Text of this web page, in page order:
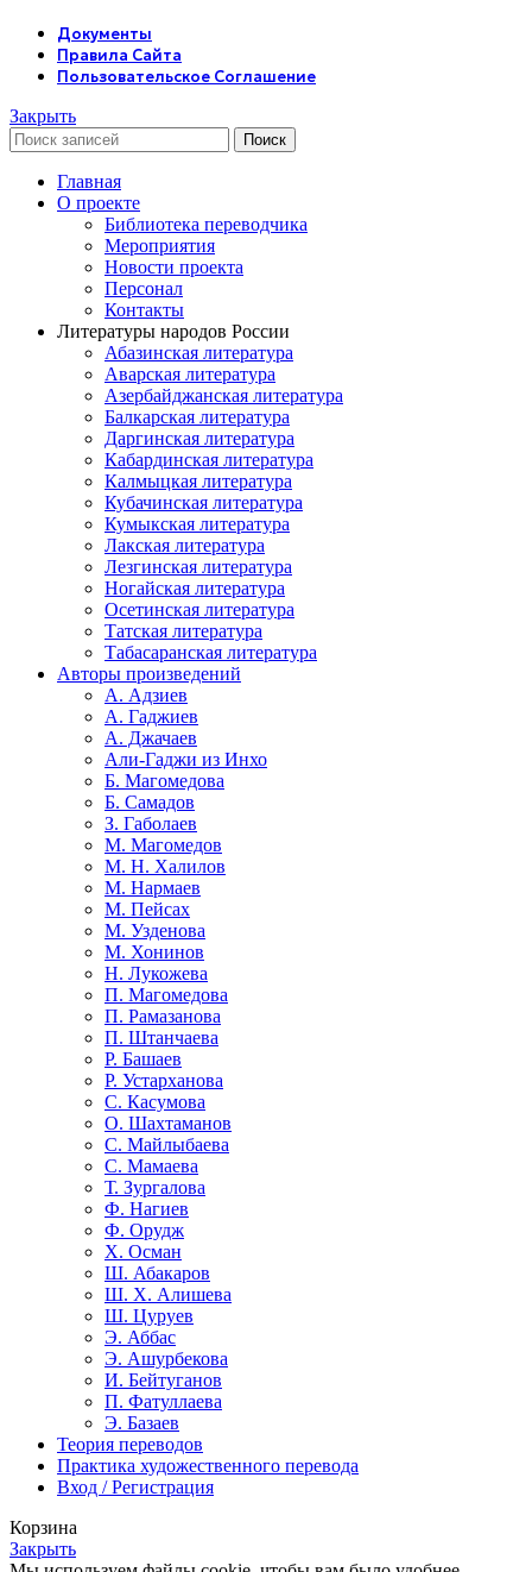
Документы
Правила Сайта
Пользовательское Соглашение
Закрыть
Поиск
Главная
О проекте
Библиотека переводчика
Мероприятия
Новости проекта
Персонал
Контакты
Литературы народов России
Абазинская литература
Аварская литература
Азербайджанская литература
Балкарская литература
Даргинская литература
Кабардинская литература
Калмыцкая литература
Кубачинская литература
Кумыкская литература
Лакская литература
Лезгинская литература
Ногайская литература
Осетинская литература
Татская литература
Табасаранская литература
Авторы произведений
А. Адзиев
А. Гаджиев
А. Джачаев
Али-Гаджи из Инхо
Б. Магомедова
Б. Самадов
З. Габолаев
М. Магомедов
М. Н. Халилов
М. Нармаев
М. Пейсах
М. Узденова
М. Хонинов
Н. Лукожева
П. Магомедова
П. Рамазанова
П. Штанчаева
Р. Башаев
Р. Устарханова
С. Касумова
О. Шахтаманов
С. Майлыбаева
С. Мамаева
Т. Зургалова
Ф. Нагиев
Ф. Орудж
Х. Осман
Ш. Абакаров
Ш. Х. Алишева
Ш. Цуруев
Э. Аббас
Э. Ашурбекова
И. Бейтуганов
П. Фатуллаева
Э. Базаев
Теория переводов
Практика художественного перевода
Вход / Регистрация
Корзина
Закрыть